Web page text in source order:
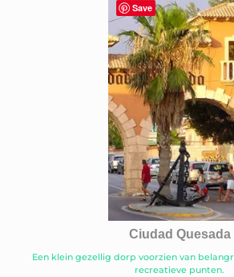
Ciudad Quesada
Een klein gezellig dorp voorzien van
recreatieve punten.
Save